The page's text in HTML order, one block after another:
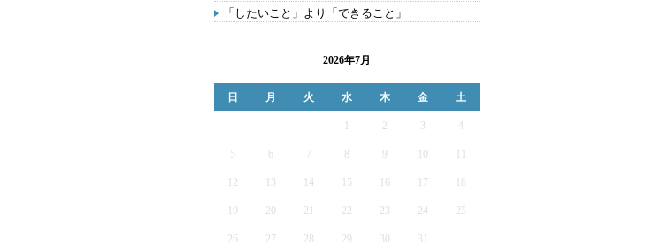
「したいこと」より「できること」
2026年7月
日 月 火 水 木 金 土
2 3 4
5 6 7 9
12 13 14 15 16 17
19 20 21 22 23 24 25
26 27 28 29 30 31